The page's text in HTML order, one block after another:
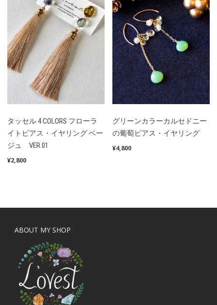
タッセル 4 COLORS フローラ
イトピアス・イヤリング ベー
ジュ VER.01
¥2,800
グリーンカラーカルセドニー
の葡萄ピアス・イヤリング
¥4,800
ABOUT MY SHOP